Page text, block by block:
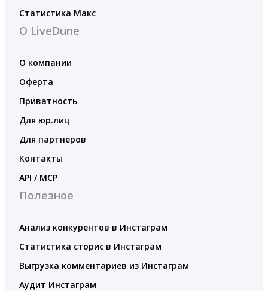
Статистика Макс
О LiveDune
О компании
Оферта
Приватность
Для юр.лиц
Для партнеров
Контакты
API / MCP
Полезное
Анализ конкурентов в Инстаграм
Статистика сторис в Инстаграм
Выгрузка комментариев из Инстаграм
Аудит Инстаграм